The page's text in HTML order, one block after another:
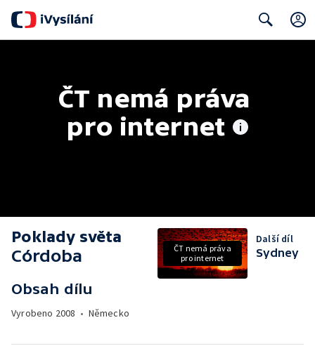
ČT nemá práva
pro internet
Poklady světa
Córdoba
Obsah dílu
Vyrobeno 2008 • Německo
ČT nemá práva
pro internet
Další díl
Sydney